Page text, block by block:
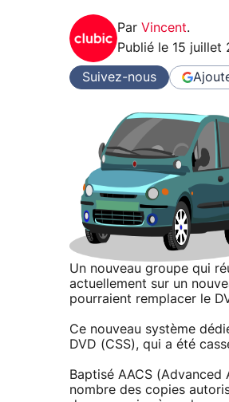
Par Vincent.
Publié le 15 juillet
Suivez-nous
Un nouveau groupe qui
actuellement sur un
pourraient remplacer le
Ce nouveau système
DVD (CSS), qui a été
Baptisé AACS
nombre des copies